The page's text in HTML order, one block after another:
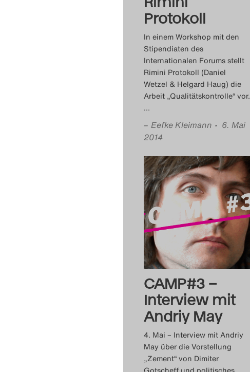
Protokoll
In einem Workshop mit den
Stipendiaten des
Internationalen Forums stellt
Rimini Protokoll (Daniel
Wetzel & Helgard Haug) die
Arbeit „Qualitätskontrolle“ vor.
…
– Eefke Kleimann • 6. Mai
2014
CAMP#3 –
Interview mit
Andriy May
4. Mai – Interview mit Andriy
May über die Vorstellung
„Zement“ von Dimiter